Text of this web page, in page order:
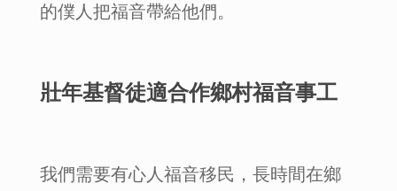
的僕人把福音帶給他們。
壯年基督徒適合作鄉村福音事工
我們需要有心人福音移民，長時間在鄉